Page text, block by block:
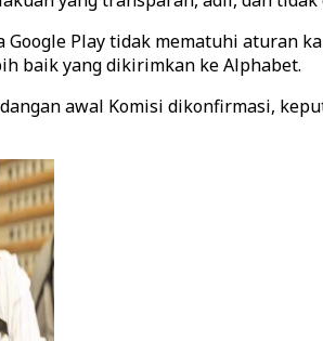
Play tidak mematuhi aturan
baik yang dikirimkan ke Alphabet.
awal Komisi dikonfirmasi,